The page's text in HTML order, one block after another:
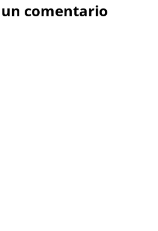
comentario